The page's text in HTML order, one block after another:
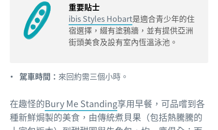
重要貼士
ibis Styles Hobart是適合青少年的住
宿選擇，綴有塗鴉牆，並有提供亞洲
街頭美食及設有室內恆溫泳池。
駕車時間： 來回約需三個小時。
在趣怪的Bury Me Standing享用早餐，可品嚐到各
種新鮮焗製的美食，由傳統煮貝果（包括熱騰騰的